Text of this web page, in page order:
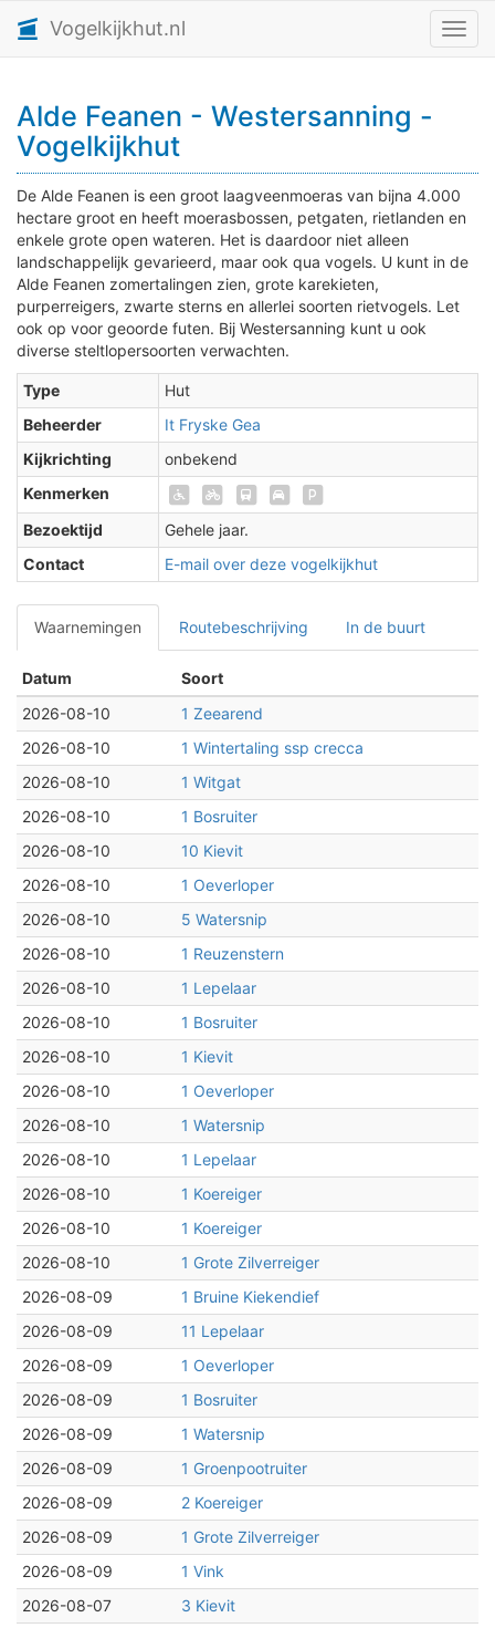
Vogelkijkhut.nl
Alde Feanen - Westersanning -
Vogelkijkhut
De Alde Feanen is een groot laagveenmoeras van bijna 4.000
hectare groot en heeft moerasbossen, petgaten, rietlanden en
enkele grote open wateren. Het is daardoor niet alleen
landschappelijk gevarieerd, maar ook qua vogels. U kunt in de
Alde Feanen zomertalingen zien, grote karekieten,
purperreigers, zwarte sterns en allerlei soorten rietvogels. Let
ook op voor geoorde futen. Bij Westersanning kunt u ook
diverse steltlopersoorten verwachten.
Type
Hut
Beheerder
It Fryske Gea
Kijkrichting
onbekend
Kenmerken
Bezoektijd
Gehele jaar.
Contact
E-mail over deze vogelkijkhut
Waarnemingen Routebeschrijving In de buurt
Datum
Soort
2026-08-10
1 Zeearend
2026-08-10
1 Wintertaling ssp crecca
2026-08-10
1 Witgat
2026-08-10
1 Bosruiter
2026-08-10
10 Kievit
2026-08-10
1 Oeverloper
2026-08-10
5 Watersnip
2026-08-10
1 Reuzenstern
2026-08-10
1 Lepelaar
2026-08-10
1 Bosruiter
2026-08-10
1 Kievit
2026-08-10
1 Oeverloper
2026-08-10
1 Watersnip
2026-08-10
1 Lepelaar
2026-08-10
1 Koereiger
2026-08-10
1 Koereiger
2026-08-10
1 Grote Zilverreiger
2026-08-09
1 Bruine Kiekendief
2026-08-09
11 Lepelaar
2026-08-09
1 Oeverloper
2026-08-09
1 Bosruiter
2026-08-09
1 Watersnip
2026-08-09
1 Groenpootruiter
2026-08-09
2 Koereiger
2026-08-09
1 Grote Zilverreiger
2026-08-09
1 Vink
2026-08-07
3 Kievit